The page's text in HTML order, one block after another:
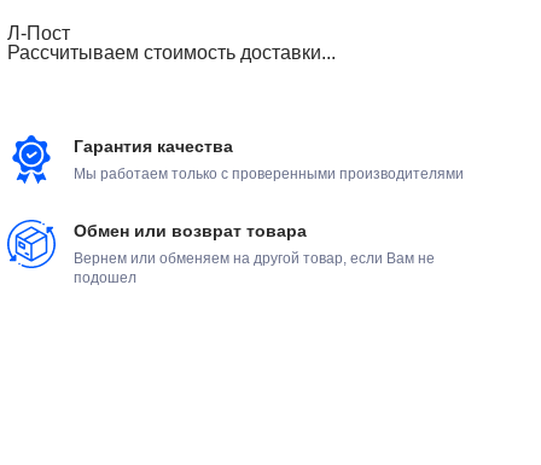
Л-Пост
Рассчитываем стоимость доставки...
Гарантия качества
Мы работаем только с проверенными производителями
Обмен или возврат товара
Вернем или обменяем на другой товар, если Вам не
подошел